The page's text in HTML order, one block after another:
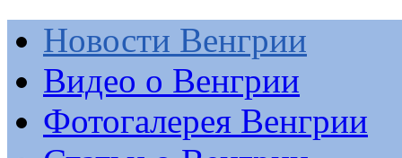
Новости Венгрии
Видео о Венгрии
Фотогалерея Венгрии